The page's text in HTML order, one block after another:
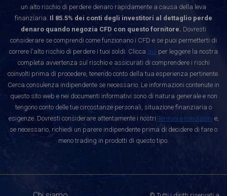
un alto rischio di perdere denaro rapidamente a causa della leva
finanziaria. Il 85.5% dei conti degli investitori al dettaglio perde
denaro quando negozia CFD con questo fornitore. Dovresti
considerare se comprendi come funzionano i CFD e se puoi permetterti di
correre l'alto rischio di perdere i tuoi soldi. Clicca qui per leggere la nostra
completa avvertenza sul rischio e assicurati di comprendere i rischi
coinvolti prima di procedere, tenendo conto della tua esperienza pertinente.
Cerca consulenza indipendente se necessario. Le informazioni contenute in
questo sito web e nei documenti informativi sono di natura generale e non
tengono conto delle tue circostanze personali, situazione finanziaria o
esigenze. Dovresti considerare attentamente i nostri Termini e condizioni e,
se necessario, richiedi un parere indipendente prima di decidere di fare o
meno trading in prodotti di questo tipo.